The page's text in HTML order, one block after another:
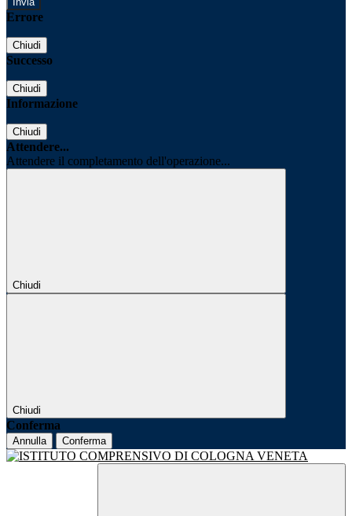
Errore
Chiudi
Successo
Chiudi
Informazione
Chiudi
Attendere...
Attendere il completamento dell'operazione...
Chiudi
Chiudi
Conferma
Annulla Conferma